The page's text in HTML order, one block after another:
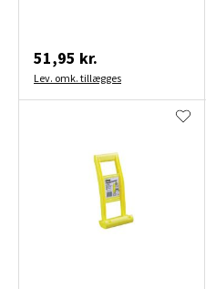
51,95 kr.
Lev. omk. tillægges